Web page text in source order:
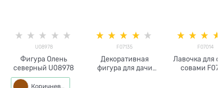
U08978
Фигура Олень
северный U08978
Коричневый
F07135
Декоративная
фигура для дачи
F07014
Лавочка для
совами